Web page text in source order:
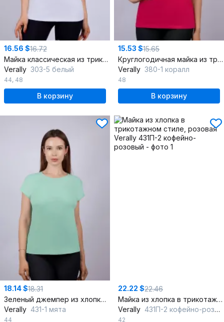
16.56 $16.72
Майка классическая из трикотажа и хлопка
Verally 303-5 белый
44, 48
В корзину
15.53 $15.65
Круглогодичная майка из трикотажа и хлопка для повседневной носки
Verally 380-1 коралл
48
В корзину
18.14 $18.31
Зеленый джемпер из хлопкового трикотажа и реглан
Verally 431-1 мята
44
22.22 $22.46
Майка из хлопка в трикотажном стиле, розовая
Verally 431П-2 кофейно-розовый
42